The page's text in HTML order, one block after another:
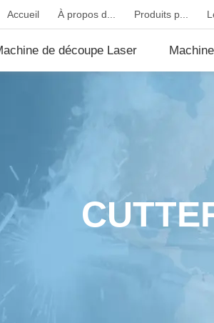
Accueil À propos d... Produits p...
de découpe Laser